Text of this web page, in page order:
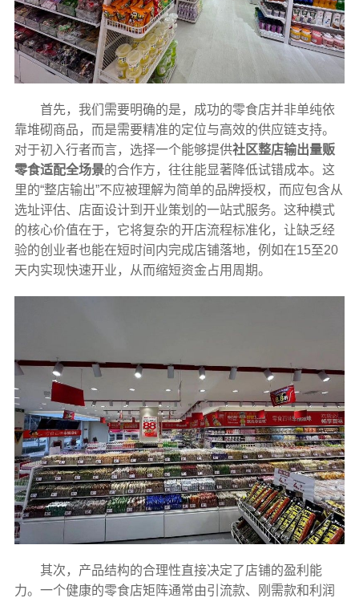
首先，我们需要明确的是，成功的零食店并非单纯依
靠堆砌商品，而是需要精准的定位与高效的供应链支持。
对于初入行者而言，选择一个能够提供社区整店输出量贩
零食适配全场景的合作方，往往能显著降低试错成本。这
里的“整店输出”不应被理解为简单的品牌授权，而应包含从
选址评估、店面设计到开业策划的一站式服务。这种模式
的核心价值在于，它将复杂的开店流程标准化，让缺乏经
验的创业者也能在短时间内完成店铺落地，例如在15至20
天内实现快速开业，从而缩短资金占用周期。
其次，产品结构的合理性直接决定了店铺的盈利能
力。一个健康的零食店矩阵通常由引流款、刚需款和利润